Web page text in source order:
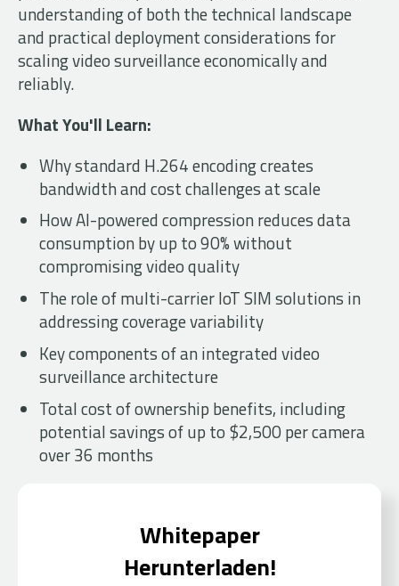
understanding of both the technical landscape
and practical deployment considerations for
scaling video surveillance economically and
reliably.
What You'll Learn:
Why standard H.264 encoding creates
bandwidth and cost challenges at scale
How AI-powered compression reduces data
consumption by up to 90% without
compromising video quality
The role of multi-carrier IoT SIM solutions in
addressing coverage variability
Key components of an integrated video
surveillance architecture
Total cost of ownership benefits, including
potential savings of up to $2,500 per camera
over 36 months
Whitepaper
Herunterladen!